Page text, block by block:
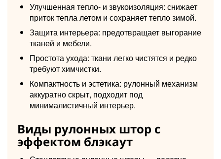
Улучшенная тепло- и звукоизоляция: снижает
приток тепла летом и сохраняет тепло зимой.
Защита интерьера: предотвращает выгорание
тканей и мебели.
Простота ухода: ткани легко чистятся и редко
требуют химчистки.
Компактность и эстетика: рулонный механизм
аккуратно скрыт, подходит под
минималистичный интерьер.
Виды рулонных штор с
эффектом блэкаут